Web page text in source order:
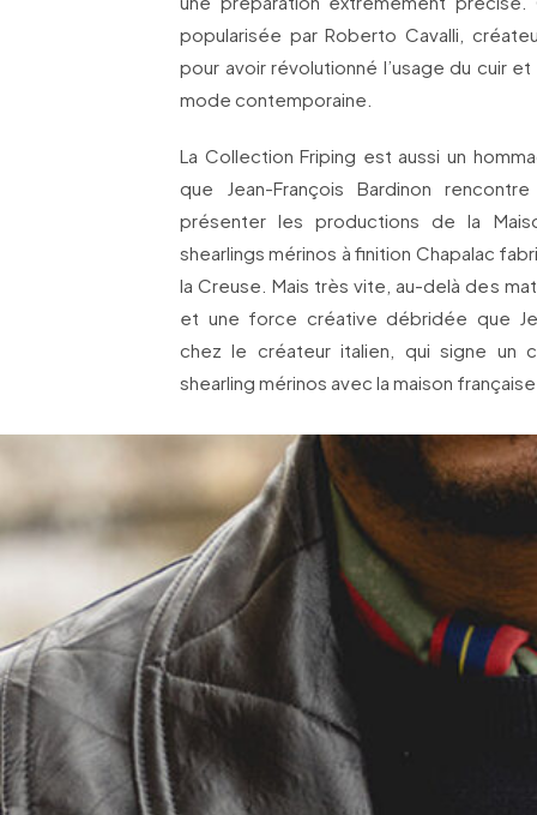
popularisée par Roberto Cavalli,
pour avoir révolutionné l’usage du cuir
mode contemporaine.
La Collection Friping est aussi un
que Jean-François Bardinon
présenter les productions de la
shearlings mérinos à finition Chapalac
la Creuse. Mais très vite, au-delà des
et une force créative débridée que
chez le créateur italien, qui signe un
shearling mérinos avec la maison